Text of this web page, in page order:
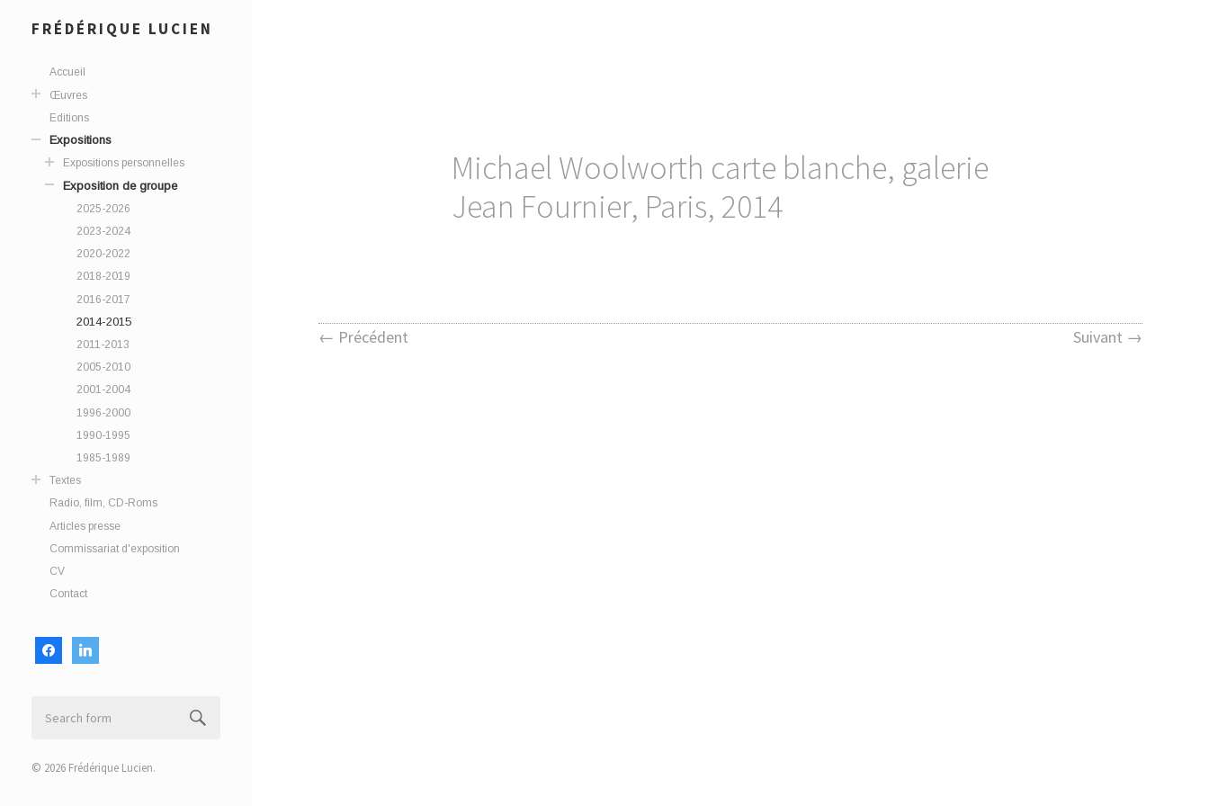
FRÉDÉRIQUE LUCIEN
Accueil
Œuvres
Editions
Expositions
Expositions personnelles
Exposition de groupe
2025-2026
2023-2024
2020-2022
2018-2019
2016-2017
2014-2015
2011-2013
2005-2010
2001-2004
1996-2000
1990-1995
1985-1989
Textes
Radio, film, CD-Roms
Articles presse
Commissariat d'exposition
CV
Contact
facebooklinkedin
© 2026 Frédérique Lucien.
Michael Woolworth carte blanche, galerie
Jean Fournier, Paris, 2014
← Précédent Suivant →